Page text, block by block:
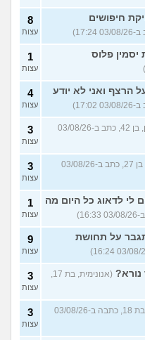
חיפושים
8
עצות
פלוס 1
עצות
הרצף ואני לא יודע
4
עצות
(דן, בן 42, כתב ב-03/08/26
3
עצות
(אנושי, בן 27, כתב ב-03/08/26
3
עצות
לי לדאוג כל היום מה
1
עצות
על תחושת
9
עצות
3
עצות
(שירה, בת 18, כתבה ב-03/08/26
3
עצות